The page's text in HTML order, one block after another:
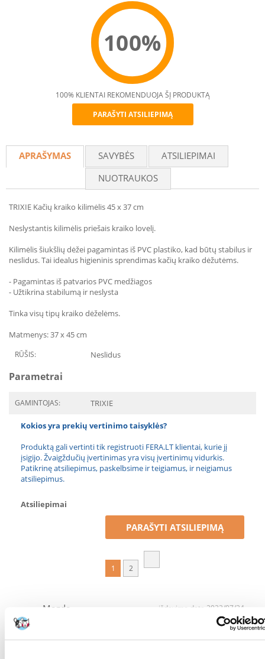
100%
Recommend
100% KLIENTAI REKOMENDUOJA ŠĮ PRODUKTĄ
PARAŠYTI ATSILIEPIMĄ
APRAŠYMAS SAVYBĖS
ATSILIEPIMAI
NUOTRAUKOS
TRIXIE Kačių kraiko kilimėlis 45 x 37 cm
Neslystantis kilimėlis priešais kraiko lovelį.
Kilimėlis šiukšlių dėžei pagamintas iš PVC plastiko, kad būtų stabilus ir
neslidus. Tai idealus higieninis sprendimas kačių kraiko dėžutėms.
- Pagamintas iš patvarios PVC medžiagos
- Užtikrina stabilumą ir neslysta
Tinka visų tipų kraiko dėželėms.
Matmenys: 37 x 45 cm
RŪŠIS: Neslidus
Parametrai
GAMINTOJAS: TRIXIE
Kokios yra prekių vertinimo taisyklės?
Produktą gali vertinti tik registruoti FERA.LT klientai, kurie jį
įsigijo. Žvaigždučių įvertinimas yra visų įvertinimų vidurkis.
Patikrinę atsiliepimus, paskelbsime ir teigiamus, ir neigiamus
atsiliepimus.
Atsiliepimai
PARAŠYTI ATSILIEPIMĄ
1 2
Magda išdavimo data 2022/07/24